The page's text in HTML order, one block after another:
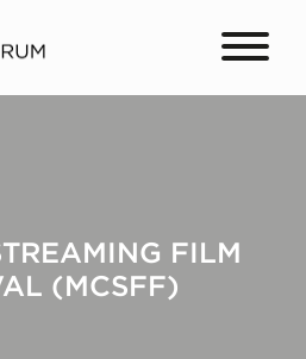
FILM
(MCSFF)